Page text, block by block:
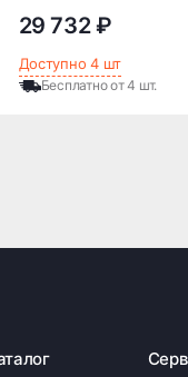
29 732 ₽
Доступно 4 шт
Бесплатно от 4 шт.